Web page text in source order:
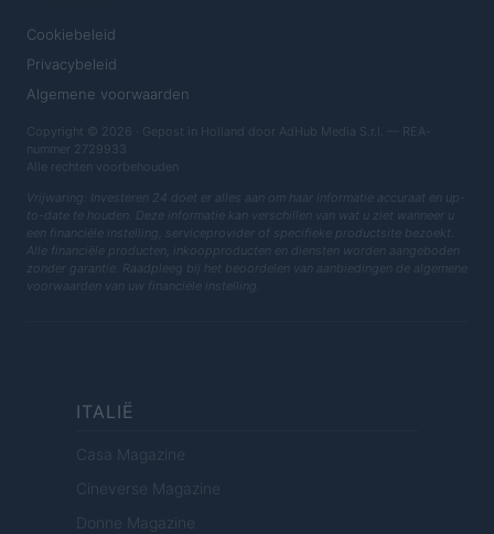
Cookiebeleid
Privacybeleid
Algemene voorwaarden
Copyright © 2026 · Gepost in Holland door AdHub Media S.r.l. — REA-
nummer 2729933
Alle rechten voorbehouden
Vrijwaring: Investeren 24 doet er alles aan om haar informatie accuraat en up-
to-date te houden. Deze informatie kan verschillen van wat u ziet wanneer u
een financiële instelling, serviceprovider of specifieke productsite bezoekt.
Alle financiële producten, inkoopproducten en diensten worden aangeboden
zonder garantie. Raadpleeg bij het beoordelen van aanbiedingen de algemene
voorwaarden van uw financiële instelling.
ITALIË
Casa Magazine
Cineverse Magazine
Donne Magazine